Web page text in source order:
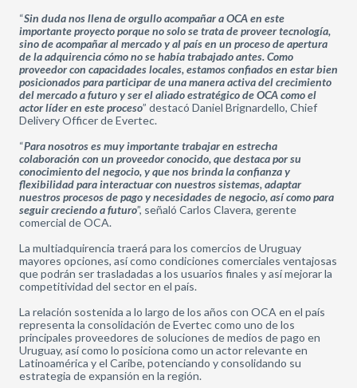
“Sin duda nos llena de orgullo acompañar a OCA en este
importante proyecto porque no solo se trata de proveer tecnología,
sino de acompañar al mercado y al país en un proceso de apertura
de la adquirencia cómo no se había trabajado antes. Como
proveedor con capacidades locales, estamos confiados en estar bien
posicionados para participar de una manera activa del crecimiento
del mercado a futuro y ser el aliado estratégico de OCA como el
actor líder en este proceso” destacó Daniel Brignardello, Chief
Delivery Officer de Evertec.
“Para nosotros es muy importante trabajar en estrecha
colaboración con un proveedor conocido, que destaca por su
conocimiento del negocio, y que nos brinda la confianza y
flexibilidad para interactuar con nuestros sistemas, adaptar
nuestros procesos de pago y necesidades de negocio, así como para
seguir creciendo a futuro”, señaló Carlos Clavera, gerente
comercial de OCA.
La multiadquirencia traerá para los comercios de Uruguay
mayores opciones, así como condiciones comerciales ventajosas
que podrán ser trasladadas a los usuarios finales y así mejorar la
competitividad del sector en el país.
La relación sostenida a lo largo de los años con OCA en el país
representa la consolidación de Evertec como uno de los
principales proveedores de soluciones de medios de pago en
Uruguay, así como lo posiciona como un actor relevante en
Latinoamérica y el Caribe, potenciando y consolidando su
estrategia de expansión en la región.